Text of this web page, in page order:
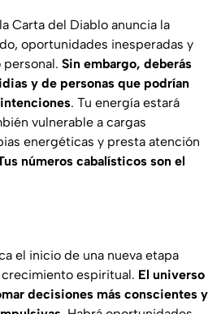
Carta del Diablo anuncia la
oportunidades inesperadas y
Sin embargo, deberás
y de personas que podrían
. Tu energía estará
vulnerable a cargas
energéticas y presta atención
números cabalísticos son el
el inicio de una nueva etapa
espiritual. El universo
decisiones más conscientes y